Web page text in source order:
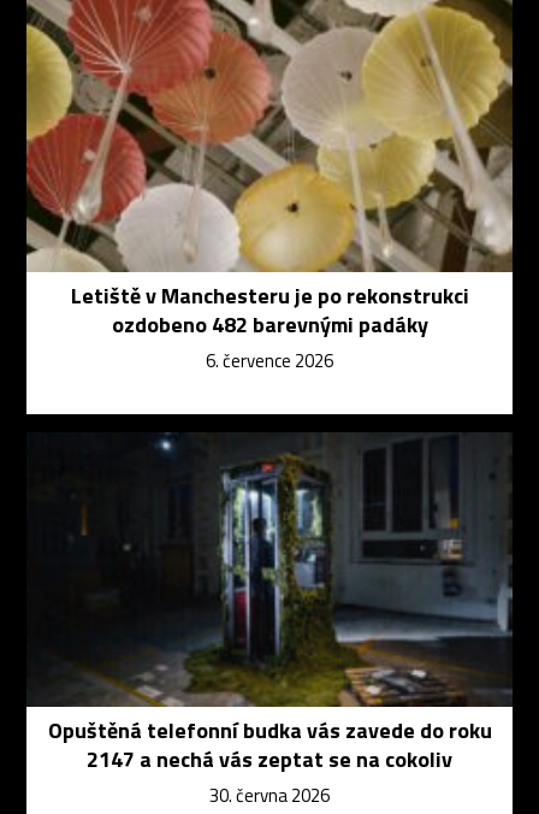
Letiště v Manchesteru je po rekonstrukci
ozdobeno 482 barevnými padáky
6. července 2026
Opuštěná telefonní budka vás zavede do roku
2147 a nechá vás zeptat se na cokoliv
30. června 2026